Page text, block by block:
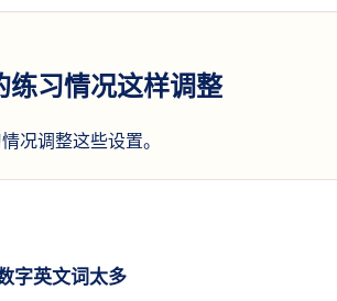
练习情况这样调整
况调整这些设置。
字英文词太多